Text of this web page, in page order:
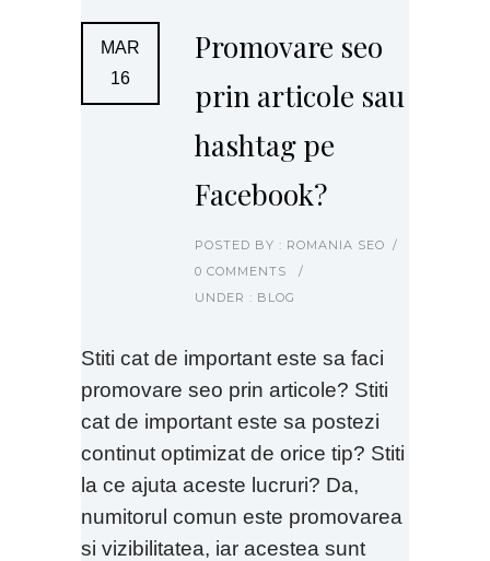
MAR
16
Promovare seo
prin articole sau
hashtag pe
Facebook?
POSTED BY : ROMANIA SEO /
0 COMMENTS
/
UNDER : BLOG
Stiti cat de important este sa faci
promovare seo prin articole? Stiti
cat de important este sa postezi
continut optimizat de orice tip? Stiti
la ce ajuta aceste lucruri? Da,
numitorul comun este promovarea
si vizibilitatea, iar acestea sunt